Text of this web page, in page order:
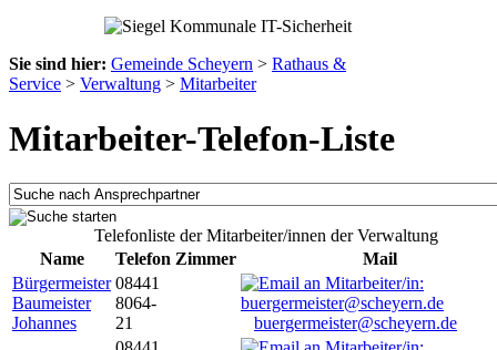
Sie sind hier: Gemeinde Scheyern > Rathaus &
Service > Verwaltung > Mitarbeiter
Mitarbeiter-Telefon-Liste
Telefonliste der Mitarbeiter/innen der Verwaltung
Name
Telefon Zimmer
Mail
Bürgermeister
Baumeister
Johannes
08441
8064-
21
buergermeister@scheyern.de